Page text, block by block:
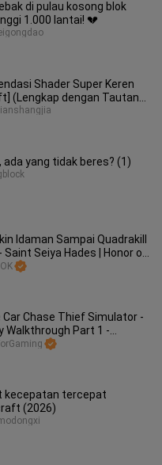
di pulau kosong blok
1.000 lantai! 💔
Shader Super Keren
(Lengkap dengan Tautan
Terjemahan Bahasa Mand
ada yang tidak beres? (1)
Idaman Sampai Quadrakill
Saint Seiya Hades | Honor of
Car Chase Thief Simulator -
Walkthrough Part 1 -
kecepatan tercepat
(2026)